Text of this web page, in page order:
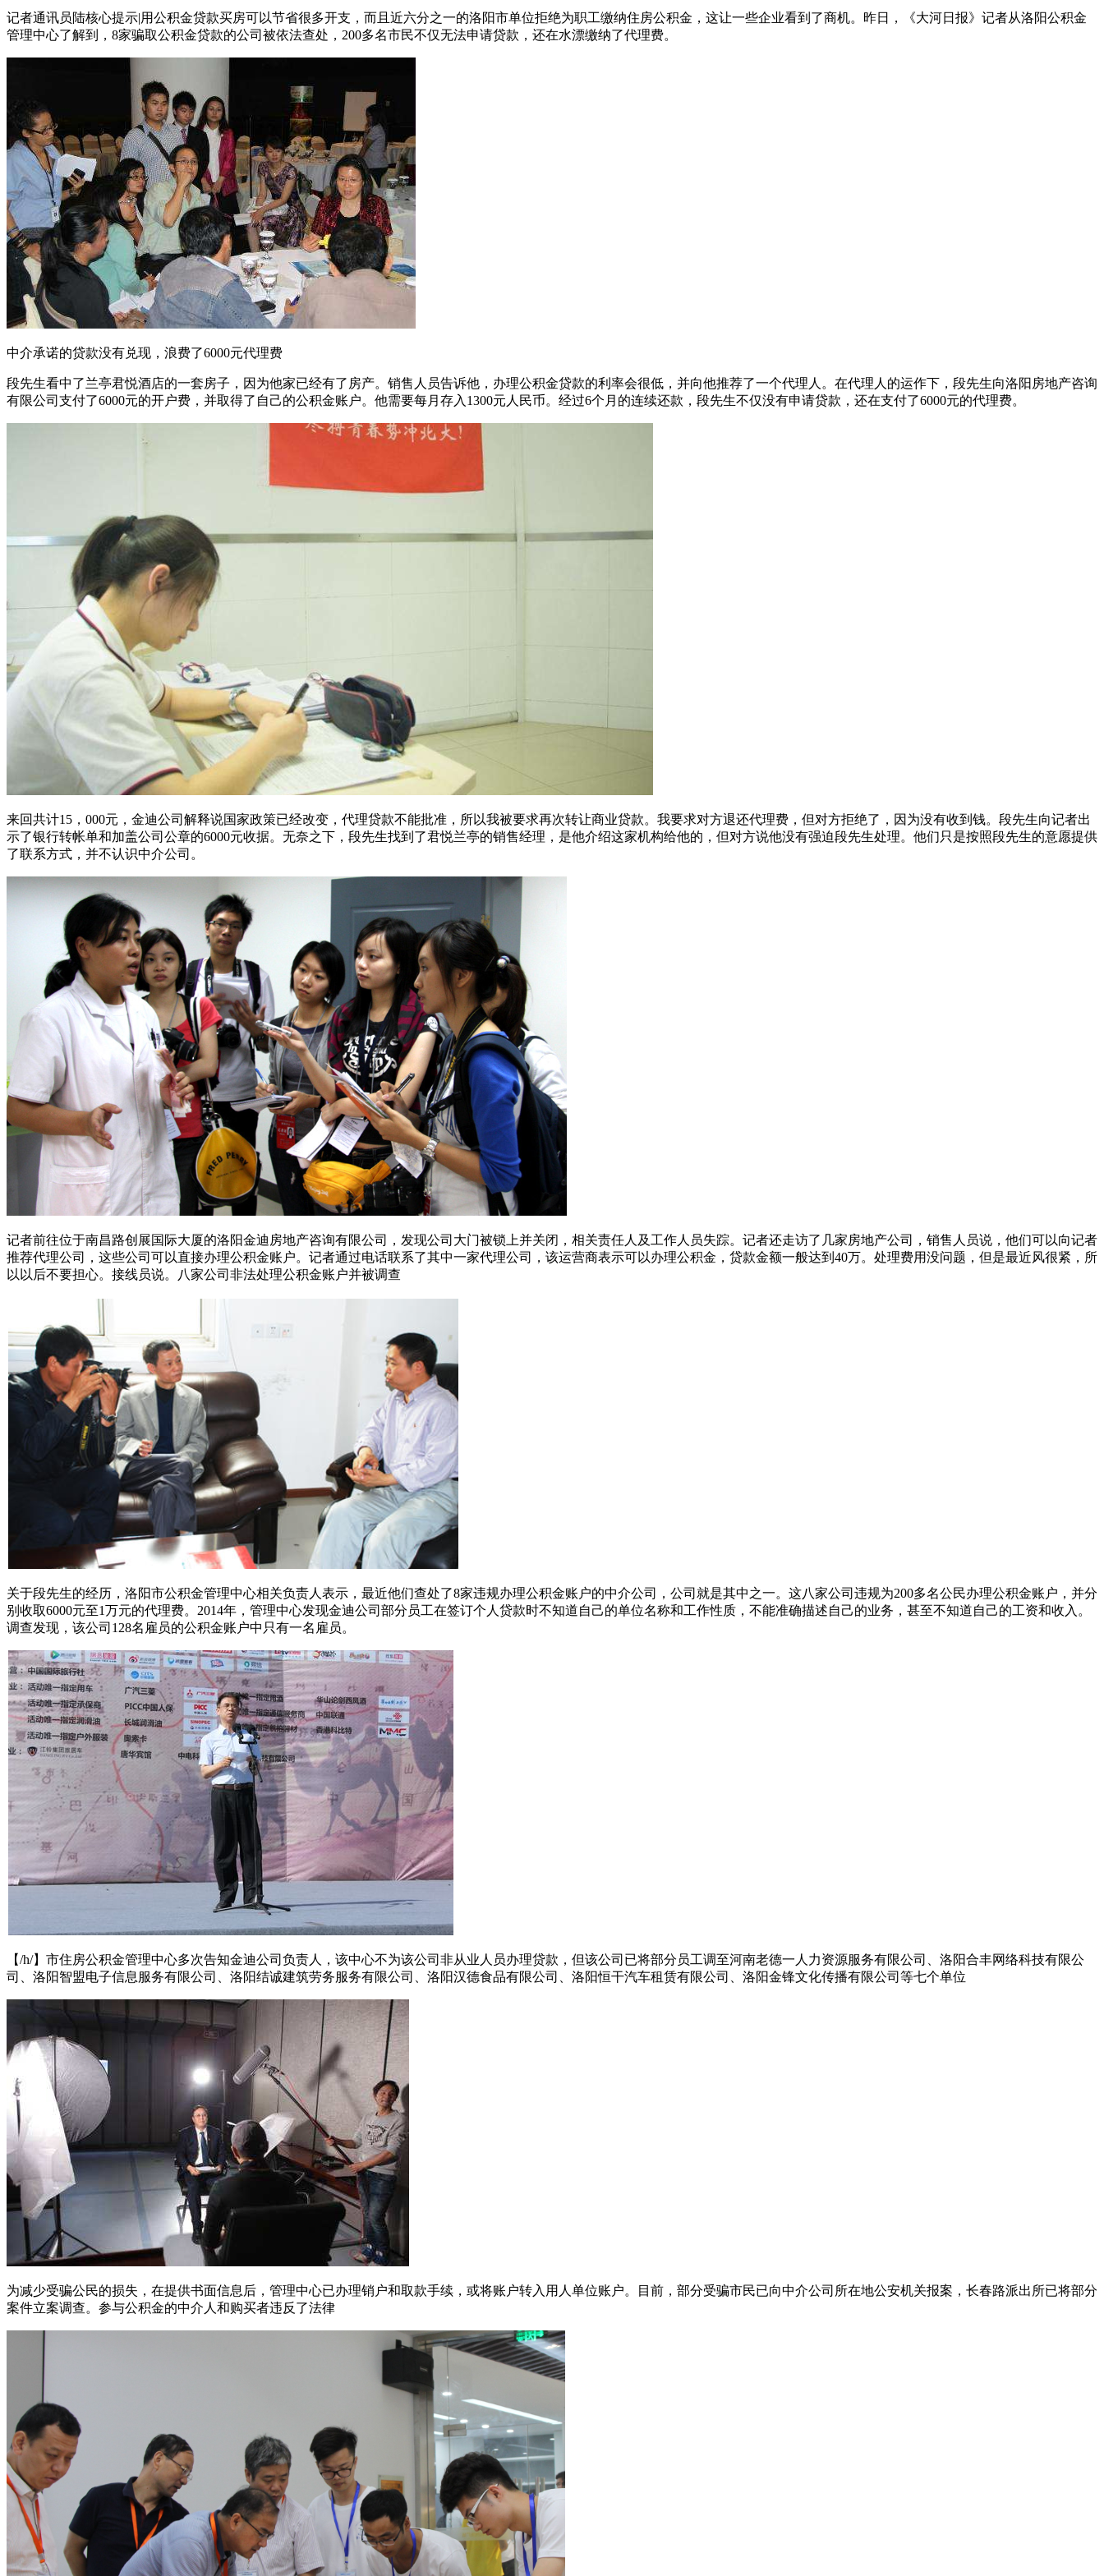
记者通讯员陆核心提示|用公积金贷款买房可以节省很多开支，而且近六分之一的洛阳市单位拒绝为职工缴纳住房公积金，这让一些企业看到了商机。昨日，《大河日报》记者从洛阳公积金
管理中心了解到，8家骗取公积金贷款的公司被依法查处，200多名市民不仅无法申请贷款，还在水漂缴纳了代理费。
中介承诺的贷款没有兑现，浪费了6000元代理费
段先生看中了兰亭君悦酒店的一套房子，因为他家已经有了房产。销售人员告诉他，办理公积金贷款的利率会很低，并向他推荐了一个代理人。在代理人的运作下，段先生向洛阳房地产咨询
有限公司支付了6000元的开户费，并取得了自己的公积金账户。他需要每月存入1300元人民币。经过6个月的连续还款，段先生不仅没有申请贷款，还在支付了6000元的代理费。
来回共计15，000元，金迪公司解释说国家政策已经改变，代理贷款不能批准，所以我被要求再次转让商业贷款。我要求对方退还代理费，但对方拒绝了，因为没有收到钱。段先生向记者出
示了银行转帐单和加盖公司公章的6000元收据。无奈之下，段先生找到了君悦兰亭的销售经理，是他介绍这家机构给他的，但对方说他没有强迫段先生处理。他们只是按照段先生的意愿提供
了联系方式，并不认识中介公司。
记者前往位于南昌路创展国际大厦的洛阳金迪房地产咨询有限公司，发现公司大门被锁上并关闭，相关责任人及工作人员失踪。记者还走访了几家房地产公司，销售人员说，他们可以向记者
推荐代理公司，这些公司可以直接办理公积金账户。记者通过电话联系了其中一家代理公司，该运营商表示可以办理公积金，贷款金额一般达到40万。处理费用没问题，但是最近风很紧，所
以以后不要担心。接线员说。八家公司非法处理公积金账户并被调查
关于段先生的经历，洛阳市公积金管理中心相关负责人表示，最近他们查处了8家违规办理公积金账户的中介公司，公司就是其中之一。这八家公司违规为200多名公民办理公积金账户，并分
别收取6000元至1万元的代理费。2014年，管理中心发现金迪公司部分员工在签订个人贷款时不知道自己的单位名称和工作性质，不能准确描述自己的业务，甚至不知道自己的工资和收入。
调查发现，该公司128名雇员的公积金账户中只有一名雇员。
【/h/】市住房公积金管理中心多次告知金迪公司负责人，该中心不为该公司非从业人员办理贷款，但该公司已将部分员工调至河南老德一人力资源服务有限公司、洛阳合丰网络科技有限公
司、洛阳智盟电子信息服务有限公司、洛阳结诚建筑劳务服务有限公司、洛阳汉德食品有限公司、洛阳恒干汽车租赁有限公司、洛阳金锋文化传播有限公司等七个单位
为减少受骗公民的损失，在提供书面信息后，管理中心已办理销户和取款手续，或将账户转入用人单位账户。目前，部分受骗市民已向中介公司所在地公安机关报案，长春路派出所已将部分
案件立案调查。参与公积金的中介人和购买者违反了法律